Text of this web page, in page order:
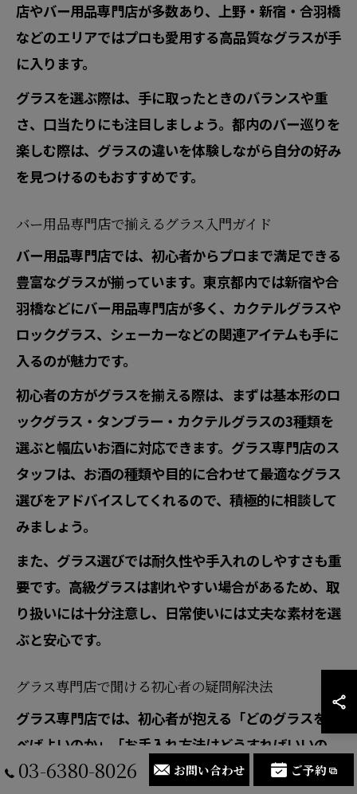
店やバー用品専門店が多数あり、上野・新宿・合羽橋
などのエリアではプロも愛用する高品質なグラスが手
に入ります。
グラスを選ぶ際は、手に取ったときのバランスや重
さ、口当たりにも注目しましょう。都内のバー巡りを
楽しむ際は、グラスの違いを体験しながら自分の好み
を見つけるのもおすすめです。
バー用品専門店で揃えるグラス入門ガイド
バー用品専門店では、初心者からプロまで満足できる
豊富なグラスが揃っています。東京都内では新宿や合
羽橋などにバー用品専門店が多く、カクテルグラスや
ロックグラス、シェーカーなどの関連アイテムも手に
入るのが魅力です。
初心者の方がグラスを揃える際は、まずは基本形のロ
ックグラス・タンブラー・カクテルグラスの3種類を
選ぶと幅広いお酒に対応できます。グラス専門店のス
タッフは、お酒の種類や目的に合わせて最適なグラス
選びをアドバイスしてくれるので、積極的に相談して
みましょう。
また、グラス選びでは耐久性や手入れのしやすさも重
要です。高級グラスは割れやすい場合があるため、取
り扱いには十分注意し、日常使いには丈夫な素材を選
ぶと安心です。
グラス専門店で聞ける初心者の疑問解決法
グラス専門店では、初心者が抱える「どのグラスを選
べばよいのか」「お手入れ方法はどうすればいいの
か」といった疑問に丁寧に対応してくれます。東京都
03-6380-8026 お問い合わせ ご予約